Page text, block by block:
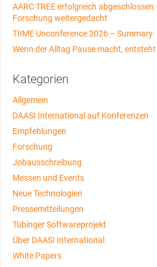
AARC TREE erfolgreich
Forschung weitergedacht
TIIME Unconference 2026 – Summary
Wenn der Alltag Pause macht,
Kategorien
Allgemein
DAASI International auf Konferenzen
Empfehlungen
Forschung
Jobausschreibung
Messen und Events
Neue Technologien
Pressemitteilungen
Tübinger Softwareprojekt
Über DAASI International
White Papers